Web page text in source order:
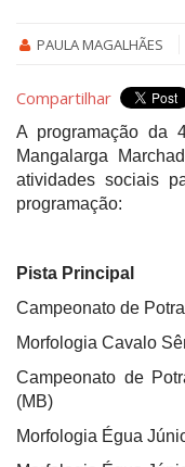
PAULA MAGALHÃES
Compartilhar
A programação da
Mangalarga
atividades sociais
programação:
Pista Principal
Campeonato de
Morfologia Cavalo
Campeonato de
(MB)
Morfologia Égua